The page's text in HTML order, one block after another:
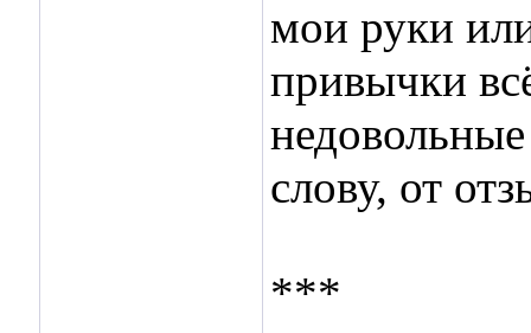
мои руки
привычки
слову, от
***